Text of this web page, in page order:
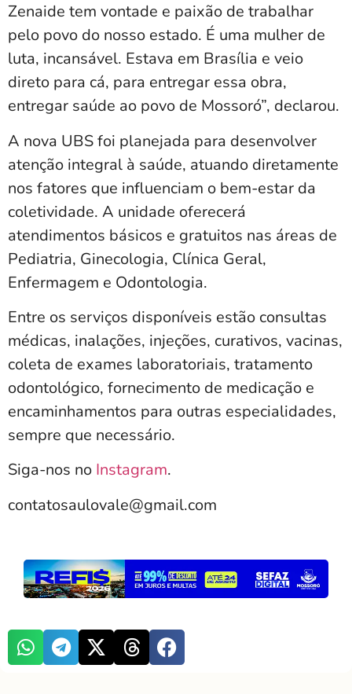
Zenaide tem vontade e paixão de trabalhar
pelo povo do nosso estado. É uma mulher de
luta, incansável. Estava em Brasília e veio
direto para cá, para entregar essa obra,
entregar saúde ao povo de Mossoró”, declarou.
A nova UBS foi planejada para desenvolver
atenção integral à saúde, atuando diretamente
nos fatores que influenciam o bem-estar da
coletividade. A unidade oferecerá
atendimentos básicos e gratuitos nas áreas de
Pediatria, Ginecologia, Clínica Geral,
Enfermagem e Odontologia.
Entre os serviços disponíveis estão consultas
médicas, inalações, injeções, curativos, vacinas,
coleta de exames laboratoriais, tratamento
odontológico, fornecimento de medicação e
encaminhamentos para outras especialidades,
sempre que necessário.
Siga-nos no Instagram.
contatosaulovale@gmail.com